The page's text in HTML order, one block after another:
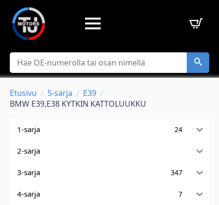
Hae
Etusivu 5-sarja
E39
BMW E39,E38 KYTKIN KATTOLUUKKU
1-sarja 24
2-sarja
3-sarja 347
4-sarja 7